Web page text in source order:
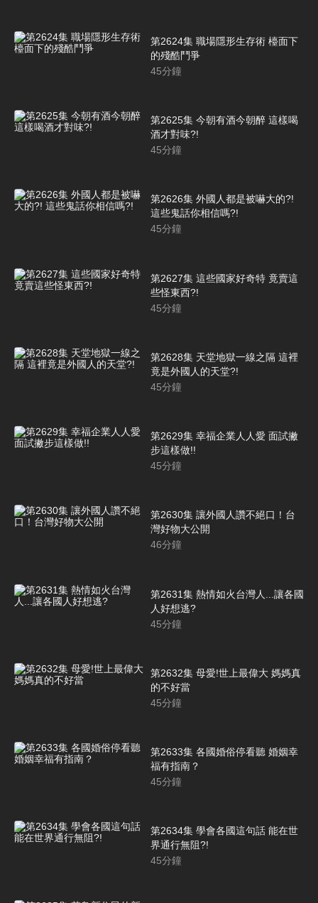
第2624集 職場隱形生存術 檯面下
的殘酷鬥爭
45分鐘
第2625集 今朝有酒今朝醉 這樣喝
酒才對味?!
45分鐘
第2626集 外國人都是被嚇大的?!
這些鬼話你相信嗎?!
45分鐘
第2627集 這些國家好奇特 竟賣這
些怪東西?!
45分鐘
第2628集 天堂地獄一線之隔 這裡
竟是外國人的天堂?!
45分鐘
第2629集 幸福企業人人愛 面試撇
步這樣做!!
45分鐘
第2630集 讓外國人讚不絕口！台
灣好物大公開
46分鐘
第2631集 熱情如火台灣人...讓各國
人好想逃?
45分鐘
第2632集 母愛!世上最偉大 媽媽真
的不好當
45分鐘
第2633集 各國婚俗停看聽 婚姻幸
福有指南？
45分鐘
第2634集 學會各國這句話 能在世
界通行無阻?!
45分鐘